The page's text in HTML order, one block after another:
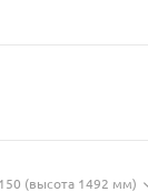
(высота 1492 мм)